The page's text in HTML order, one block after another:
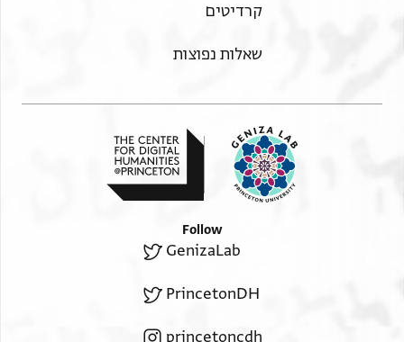
קרדיטים
שאלות נפוצות
Follow
GenizaLab
PrincetonDH
princetoncdh